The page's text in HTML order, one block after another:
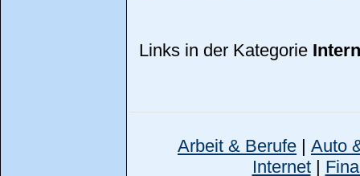
Links in der Kategorie
Arbeit & Berufe | Auto
Internet|